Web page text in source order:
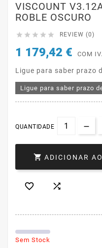
VISCOUNT
ROBLE OSCURO
     REVIEW (0)
1 179,42 € COM
Ligue para saber prazo
Ligue para saber prazo
QUANTIDADE
 ADICIONAR
 
Sem Stock